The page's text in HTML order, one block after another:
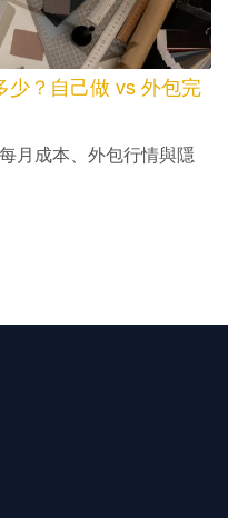
少？自己做 vs 外包完
月成本、外包行情與隱